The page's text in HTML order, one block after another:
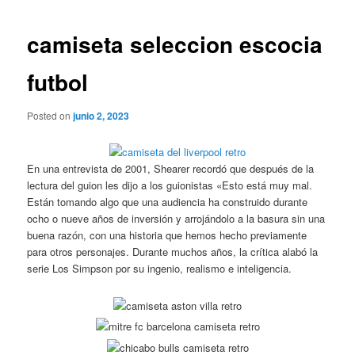
camiseta seleccion escocia
futbol
Posted onjunio 2, 2023
En una entrevista de 2001, Shearer recordó que después de la
lectura del guion les dijo a los guionistas «Esto está muy mal.
Están tomando algo que una audiencia ha construido durante
ocho o nueve años de inversión y arrojándolo a la basura sin una
buena razón, con una historia que hemos hecho previamente
para otros personajes. Durante muchos años, la crítica alabó la
serie Los Simpson por su ingenio, realismo e inteligencia.